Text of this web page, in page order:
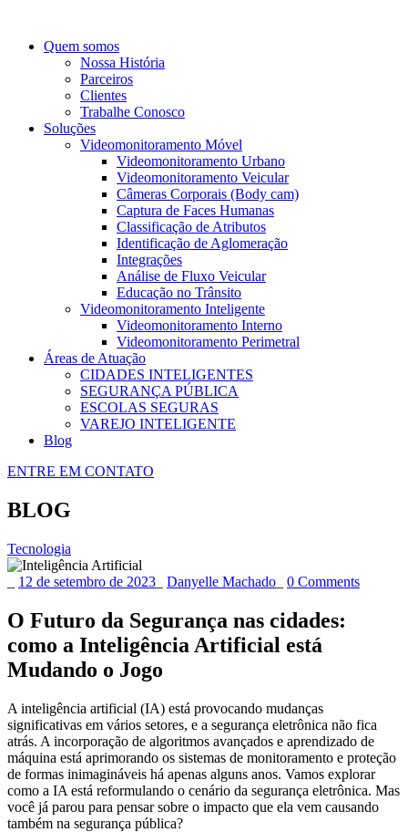
Quem somos
Nossa História
Parceiros
Clientes
Trabalhe Conosco
Soluções
Videomonitoramento Móvel
Videomonitoramento Urbano
Videomonitoramento Veicular
Câmeras Corporais (Body cam)
Captura de Faces Humanas
Classificação de Atributos
Identificação de Aglomeração
Integrações
Análise de Fluxo Veicular
Educação no Trânsito
Videomonitoramento Inteligente
Videomonitoramento Interno
Videomonitoramento Perimetral
Áreas de Atuação
CIDADES INTELIGENTES
SEGURANÇA PÚBLICA
ESCOLAS SEGURAS
VAREJO INTELIGENTE
Blog
ENTRE EM CONTATO
BLOG
Tecnologia
12 de setembro de 2023 Danyelle Machado 0 Comments
O Futuro da Segurança nas cidades:
como a Inteligência Artificial está
Mudando o Jogo
A inteligência artificial (IA) está provocando mudanças
significativas em vários setores, e a segurança eletrônica não fica
atrás. A incorporação de algoritmos avançados e aprendizado de
máquina está aprimorando os sistemas de monitoramento e proteção
de formas inimagináveis há apenas alguns anos. Vamos explorar
como a IA está reformulando o cenário da segurança eletrônica. Mas
você já parou para pensar sobre o impacto que ela vem causando
também na segurança pública?